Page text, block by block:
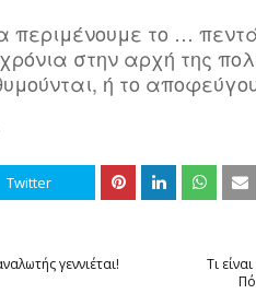
το …
στην αρχή της
ή το
Twitter
Τι
γεννιέται!